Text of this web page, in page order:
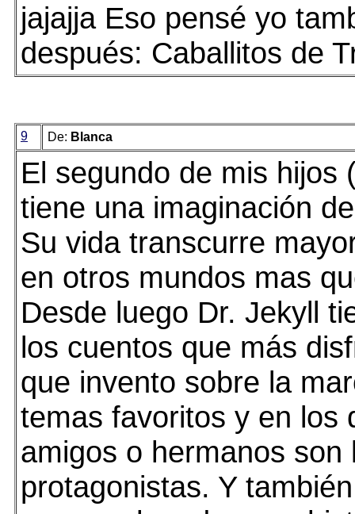
jajajja Eso pensé yo
después: Caballitos de
9 De: Blanca
El segundo de mis hijos
tiene una imaginación
Su vida transcurre
en otros mundos mas
Desde luego Dr. Jekyll
los cuentos que más
que invento sobre la
temas favoritos y en los
amigos o hermanos son
protagonistas. Y